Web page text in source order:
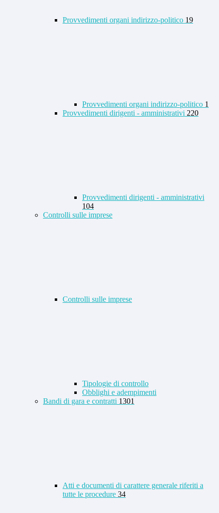
Provvedimenti organi indirizzo-politico 19
Provvedimenti organi indirizzo-politico 1
Provvedimenti dirigenti - amministrativi 220
Provvedimenti dirigenti - amministrativi
104
Controlli sulle imprese
Controlli sulle imprese
Tipologie di controllo
Obblighi e adempimenti
Bandi di gara e contratti 1301
Atti e documenti di carattere generale riferiti a
tutte le procedure 34